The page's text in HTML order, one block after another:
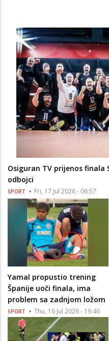
Osiguran TV prijenos finala
odbojci
SPORT Fri, 17 Jul 2026 - 06:57
Yamal propustio trening
Španije uoči finala, ima
problem sa zadnjom ložom
SPORT Thu, 16 Jul 2026 - 19:46